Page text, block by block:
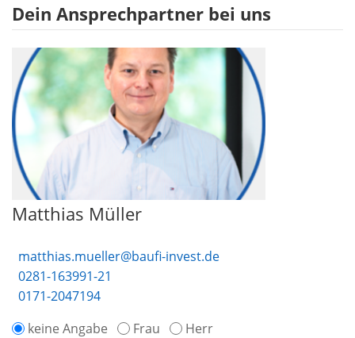
Dein Ansprechpartner bei uns
Matthias Müller
matthias.mueller@baufi-invest.de
0281-163991-21
0171-2047194
keine Angabe
Frau Herr